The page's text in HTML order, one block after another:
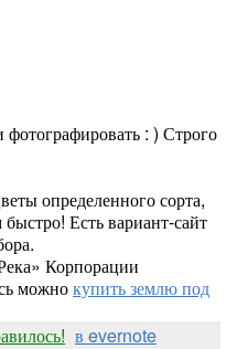
фотографировать : ) Строго
определенного сорта,
Есть вариант-сайт
Корпорации
можнокупить землю под
в evernote